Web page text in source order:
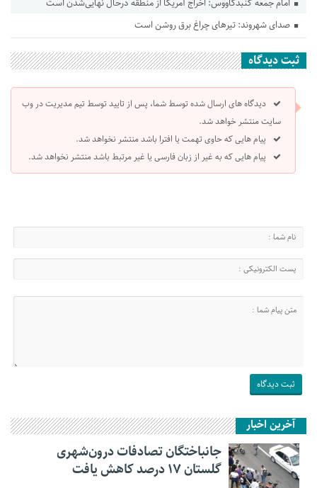
صدای شهروند: تیرهای چراغ برق روشن است
ثبت دیدگاه
دیدگاه های ارسال شده توسط شما، پس از تایید توسط تیم مدیریت در وب
سایت منتشر خواهد شد.
پیام هایی که حاوی تهمت یا افترا باشد منتشر نخواهد شد.
پیام هایی که به غیر از زبان فارسی یا غیر مرتبط باشد منتشر نخواهد شد.
آخرین اخبار
جانباختگان تصادفات درون‌شهری
گلستان ۱۷ درصد کاهش یافت